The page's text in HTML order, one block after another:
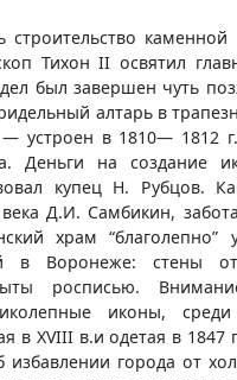
строительство
Тихон II освятил
был завершен чуть
алтарь в
устроен в 1810— 1812
Деньги на создание
купец Н. Рубцов.
Д.И. Самбикин,
храм “благолепно”
в Воронеже: стены
росписью.
иконы,
в XVIII в.и одетая в 1847
избавлении города от